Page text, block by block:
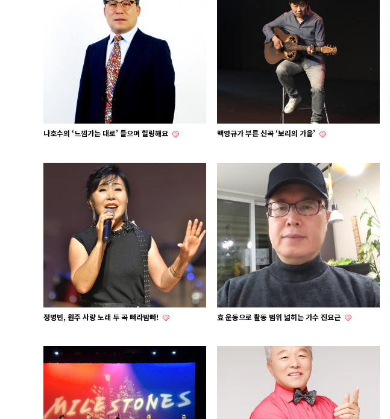
나호수의 ‘느낌가는 대로’ 들으며 힐링해요 백영규가 부른 신곡 ‘보리의 가을’
정명빈, 원주 사랑 노래 두 곡 빠라밤빠! 효 운동으로 활동 범위 넓히는 가수 진요근